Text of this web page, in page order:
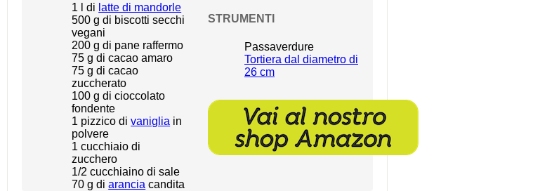
1 l di latte di mandorle
500 g di biscotti secchi
vegani
200 g di pane raffermo
75 g di cacao amaro
75 g di cacao
zuccherato
100 g di cioccolato
fondente
1 pizzico divaniglia in
polvere
1 cucchiaio di
zucchero
1/2 cucchiaino di sale
70 g diarancia candita
STRUMENTI
Passaverdure
Tortiera dal diametro di
26 cm